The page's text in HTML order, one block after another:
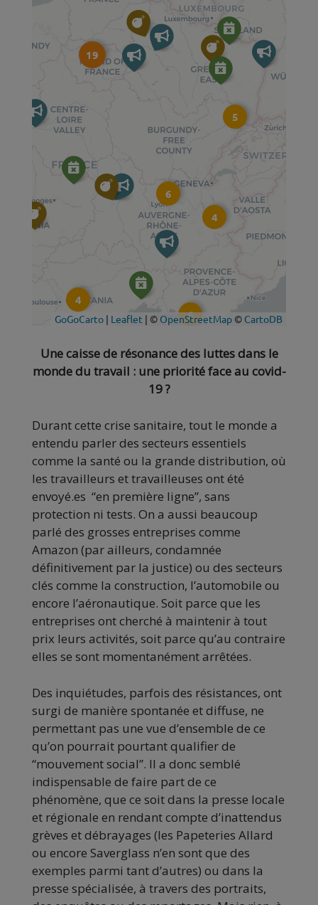
Une caisse de résonance des luttes dans le
monde du travail : une priorité face au covid-
19 ?
Durant cette crise sanitaire, tout le monde a
entendu parler des secteurs essentiels
comme la santé ou la grande distribution, où
les travailleurs et travailleuses ont été
envoyé.es “en première ligne”, sans
protection ni tests. On a aussi beaucoup
parlé des grosses entreprises comme
Amazon (par ailleurs, condamnée
définitivement par la justice) ou des secteurs
clés comme la construction, l’automobile ou
encore l’aéronautique. Soit parce que les
entreprises ont cherché à maintenir à tout
prix leurs activités, soit parce qu’au contraire
elles se sont momentanément arrêtées.
Des inquiétudes, parfois des résistances, ont
surgi de manière spontanée et diffuse, ne
permettant pas une vue d’ensemble de ce
qu’on pourrait pourtant qualifier de
“mouvement social”. Il a donc semblé
indispensable de faire part de ce
phénomène, que ce soit dans la presse locale
et régionale en rendant compte d’inattendus
grèves et débrayages (les Papeteries Allard
ou encore Saverglass n’en sont que des
exemples parmi tant d’autres) ou dans la
presse spécialisée, à travers des portraits,